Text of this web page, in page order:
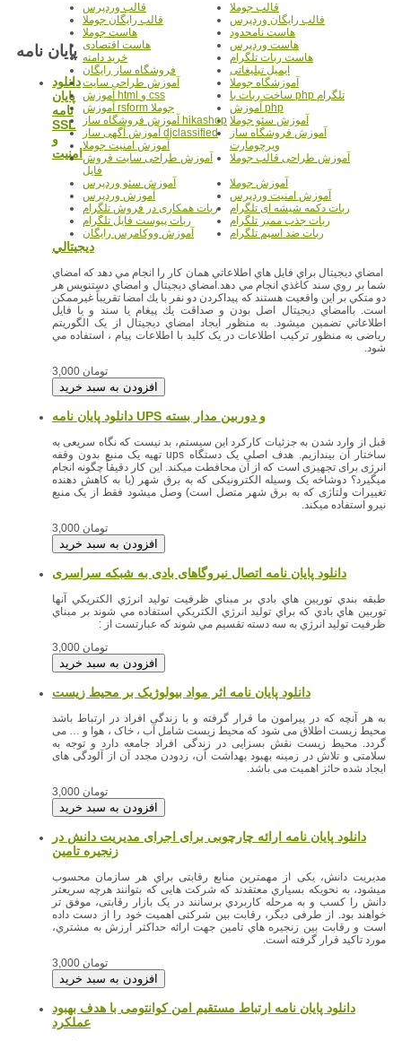
قالب جوملا
قالب وردپرس
قالب رایگان وردپرس
قالب رایگان جوملا
هاست نامحدود
هاست جوملا
هاست وردپرس
هاست اقتصادی
هاست ربات تلگرام
خرید دامنه
ایمیل تبلیغاتی
فروشگاه ساز رایگان
آموزشگاه جوملا
آموزش طراحی سایت
ساخت ربات با php تلگرام
آموزش html و css
آموزش php
آموزش rsform جوملا
آموزش سئو جوملا آموزش فروشگاه ساز hikashop
آموزش فروشگاه ساز
ویرچومارت
آموزش آگهی ساز djclassified
آموزش امنیت جوملا
آموزش طراحی قالب جوملا
آموزش طراحی سایت فروش
فایل
آموزش جوملا
آموزش سئو وردپرس
آموزش امنیت وردپرس
آموزش وردپرس
ربات دکمه شیشه ای تلگرام
ربات همکاری در فروش تلگرام
ربات جذب ممبر تلگرام
ربات پیوست فایل تلگرام
ربات ضد اسپم تلگرام
آموزش ووکامرس رایگان
پایان نامه
دانلود
پایان
نامه
SSL
و
امنيت
ديجيتالي
امضاي دیجیتال براي فايل هاي اطلاعاتي همان كار را انجام مي دهد كه امضاي
شما بر روي سند كاغذي انجام مي دهد.امضاي ديجيتال و امضاي دست‎نويس هر
دو متكي بر اين واقعيت هستند كه پيداكردن دو نفر با يك امضا تقريباً غيرممكن
است. باامضاي ديجيتال اصل بودن و صداقت يك پيغام يا سند و يا فايل
اطلاعاتي تضمين ميشود. به منظور ايجاد امضاي ديجيتال از يک الگوریتم
ریاضی به منظور ترکيب اطلاعات در يک کليد با اطلاعات پيام ، استفاده مي
شود.
3,000 تومان
قبل از وارد شدن به جزئیات کارکرد این سیستم، بد نیست که نگاه سریعی به
ساختار آن بیندازیم. هدف اصلی یک دستگاه ups تهیه یک منبع بدون وقفه
انرژی برای تجهیزی است که از آن محافطت میکند. این کار دقیقاً چگونه انجام
میگیرد؟ دوشاخه یک وسیله الکترونیکی که به برق شهر (یا به کاهش دهنده
تغییرات ولتاژی که به برق شهر متصل است) وصل میشود فقط از یک منبع
نیرو استفاده میکند.
3,000 تومان
دانلود پایان نامه اتصال نیروگاهای بادی به شبکه سراسری
طبقه بندي توربين هاي بادي بر مبناي ظرفيت توليد انرژي الكتريكي آنها
توربين هاي بادي كه براي توليد انرژي الكتريكي استفاده مي شوند بر مبناي
ظرفيت توليد انرژي به سه دسته تقسيم مي شوند كه عبارتست از :
3,000 تومان
دانلود پایان نامه اثر مواد بیولوژیک بر محیط زیست
به هر آنچه که در پیرامون ما قرار گرفته و با زندگی افراد در ارتباط باشد
محیط زیست اطلاق می شود که محیط زیست شامل آب ، خاک ، هوا و … می
گردد. محیط زیست نقش بسزایی در زندگی افراد جامعه دارد و توجه به
سلامتی و تلاش در زمینه بهبود بهداشت آن، زدودن مجدد آن از آلودگی های
ایجاد شده حائز اهمیت می باشد.
3,000 تومان
دانلود پایان نامه ارائه چارچوبی برای اجرای مدیریت دانش در
زنجیره تامین
مدیریت دانش، یکی از مهمترین منابع رقابتی براي هر سازمان محسوب
میشود، به نحویکه بسیاري معتقدند که شرکت هایی که بتوانند هرچه سریعتر
دانش را کسب و به مرحله کاربردي برسانند در یک بازار رقابتی، موفق تر
خواهند بود. از طرفی دیگر، رقابت بین شرکتی اهمیت خود را از دست داده
است و رقابت بین زنجیره هاي تامین جهت ارائه حداکثر ارزش به مشتري،
مورد تاکید قرار گرفته است.
3,000 تومان
دانلود پایان نامه ارتباط مستقیم امن کوانتومی با هدف بهبود
عملکرد